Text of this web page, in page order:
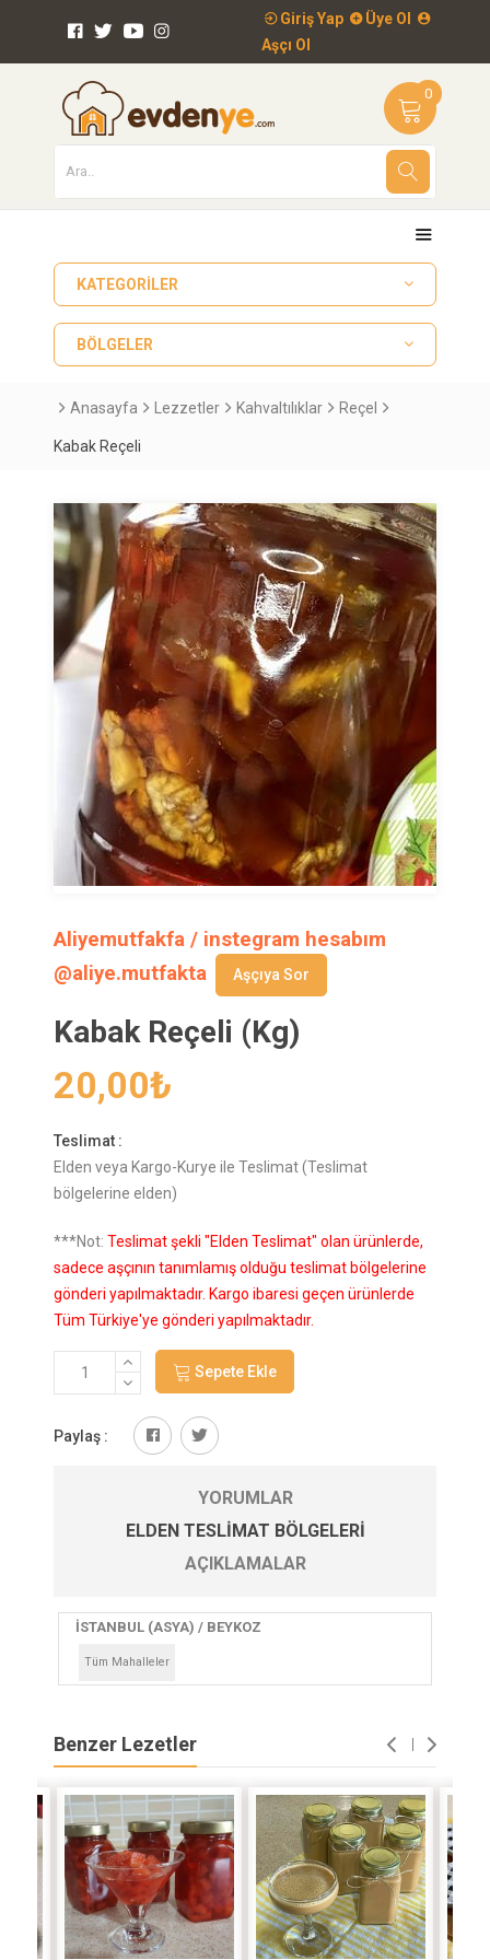
Giriş Yap
Üye Ol
Aşçı Ol
0
KATEGORILER
BÖLGELER
Anasayfa Lezzetler Kahvaltılıklar Reçel
Kabak Reçeli
Aliyemutfakfa / instegram hesabım
@aliye.mutfakta
Aşçıya Sor
Kabak Reçeli (Kg)
20,00₺
Teslimat :
Elden veya Kargo-Kurye ile Teslimat (Teslimat
bölgelerine elden)
***Not: Teslimat şekli "Elden Teslimat" olan ürünlerde,
sadece aşçının tanımlamış olduğu teslimat bölgelerine
gönderi yapılmaktadır. Kargo ibaresi geçen ürünlerde
Tüm Türkiye'ye gönderi yapılmaktadır.
Sepete Ekle
Paylaş :
YORUMLAR
ELDEN TESLIMAT BÖLGELERI
AÇIKLAMALAR
İSTANBUL (ASYA) / BEYKOZ
Tüm Mahalleler
Benzer Lezetler